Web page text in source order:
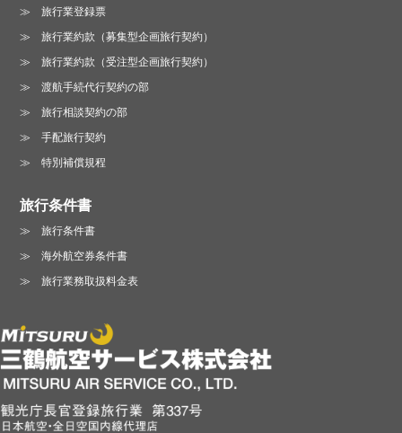
旅行業登録票
旅行業約款（募集型企画旅行契約）
旅行業約款（受注型企画旅行契約）
渡航手続代行契約の部
旅行相談契約の部
手配旅行契約
特別補償規程
旅行条件書
旅行条件書
海外航空券条件書
旅行業務取扱料金表